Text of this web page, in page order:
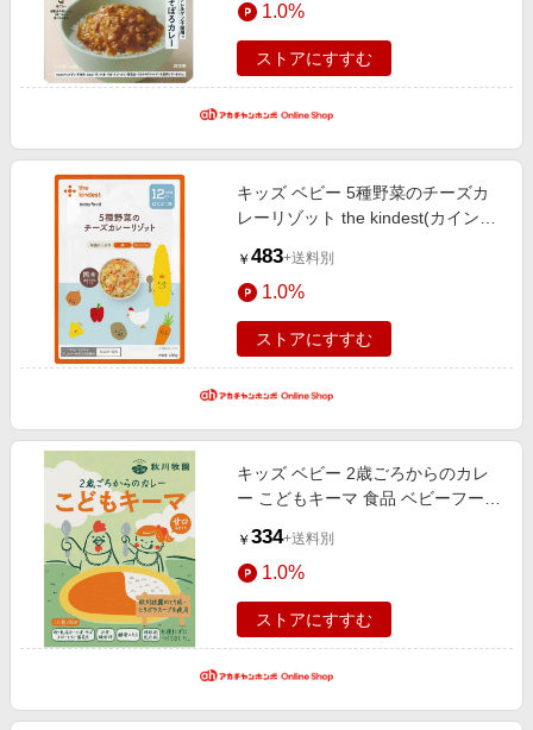
1.0%
ストアにすすむ
キッズ ベビー 5種野菜のチーズカ
レーリゾット the kindest(カインデ
ード 12ヵ月〜フード
￥ 483+送料別
1.0%
ストアにすすむ
キッズ ベビー 2歳ごろからのカレ
ー こどもキーマ 食品 ベビーフー
￥ 334+送料別
1.0%
ストアにすすむ